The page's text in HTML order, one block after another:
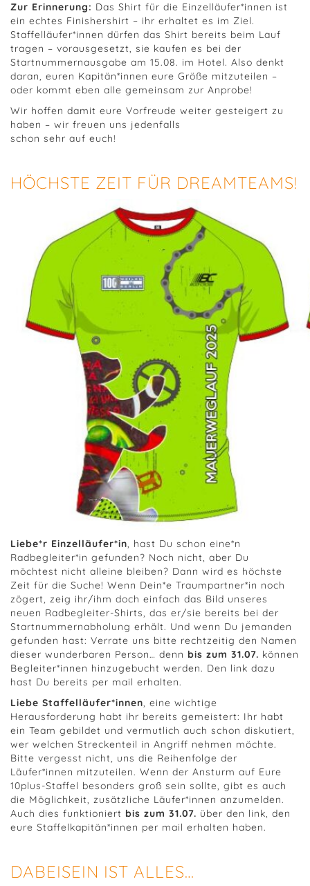
Zur Erinnerung: Das Shirt für die Einzelläufer*innen ist
ein echtes Finishershirt – ihr erhaltet es im Ziel.
Staffelläufer*innen dürfen das Shirt bereits beim Lauf
tragen – vorausgesetzt, sie kaufen es bei der
Startnummernausgabe am 15.08. im Hotel. Also denkt
daran, euren Kapitän*innen eure Größe mitzuteilen –
oder kommt eben alle gemeinsam zur Anprobe!
Wir hoffen damit eure Vorfreude weiter gesteigert zu
haben – wir freuen uns jedenfalls
schon sehr auf euch!
HÖCHSTE ZEIT FÜR DREAMTEAMS!
Liebe*r Einzelläufer*in, hast Du schon eine*n
Radbegleiter*in gefunden? Noch nicht, aber Du
möchtest nicht alleine bleiben? Dann wird es höchste
Zeit für die Suche! Wenn Dein*e Traumpartner*in noch
zögert, zeig ihr/ihm doch einfach das Bild unseres
neuen Radbegleiter-Shirts, das er/sie bereits bei der
Startnummernabholung erhält. Und wenn Du jemanden
gefunden hast: Verrate uns bitte rechtzeitig den Namen
dieser wunderbaren Person… denn bis zum 31.07. können
Begleiter*innen hinzugebucht werden. Den link dazu
hast Du bereits per mail erhalten.
Liebe Staffelläufer*innen, eine wichtige
Herausforderung habt ihr bereits gemeistert: Ihr habt
ein Team gebildet und vermutlich auch schon diskutiert,
wer welchen Streckenteil in Angriff nehmen möchte.
Bitte vergesst nicht, uns die Reihenfolge der
Läufer*innen mitzuteilen. Wenn der Ansturm auf Eure
10plus-Staffel besonders groß sein sollte, gibt es auch
die Möglichkeit, zusätzliche Läufer*innen anzumelden.
Auch dies funktioniert bis zum 31.07. über den link, den
eure Staffelkapitän*innen per mail erhalten haben.
DABEISEIN IST ALLES…